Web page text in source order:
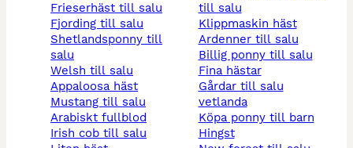
frieserhäst till salu
fjording till salu
shetlandsponny till
salu
welsh till salu
appaloosa häst
mustang till salu
arabiskt fullblod
irish cob till salu
till salu
klippmaskin häst
ardenner till salu
billig ponny till salu
fina hästar
gårdar till salu
vetlanda
köpa ponny till barn
hingst